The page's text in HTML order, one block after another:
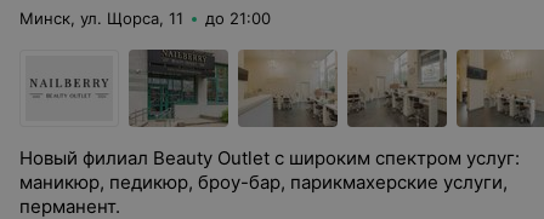
Минск, ул. Щорса, 11 до 21:00
Новый филиал Beauty Outlet с широким спектром услуг:
маникюр, педикюр, броу-бар, парикмахерские услуги,
перманент.